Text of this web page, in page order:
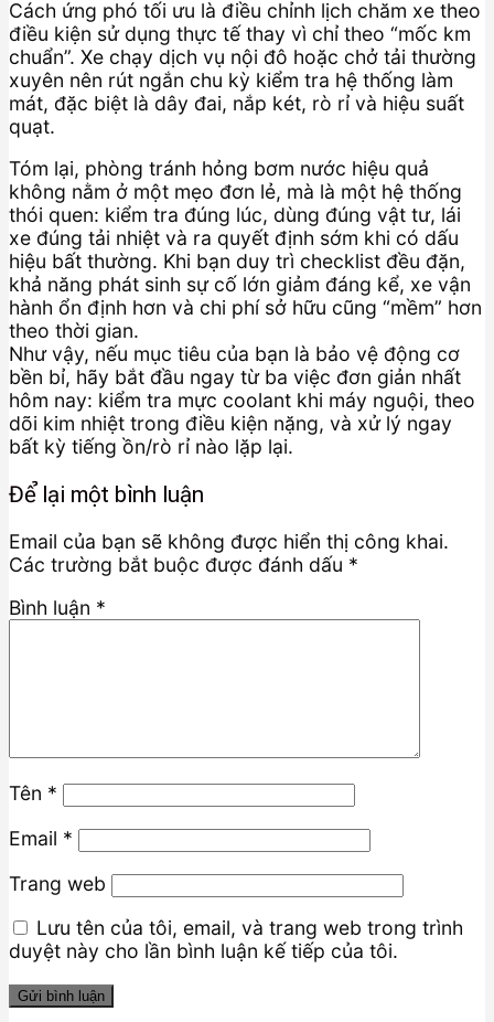
Cách ứng phó tối ưu là điều chỉnh lịch chăm xe theo
điều kiện sử dụng thực tế thay vì chỉ theo “mốc km
chuẩn”. Xe chạy dịch vụ nội đô hoặc chở tải thường
xuyên nên rút ngắn chu kỳ kiểm tra hệ thống làm
mát, đặc biệt là dây đai, nắp két, rò rỉ và hiệu suất
quạt.
Tóm lại, phòng tránh hỏng bơm nước hiệu quả
không nằm ở một mẹo đơn lẻ, mà là một hệ thống
thói quen: kiểm tra đúng lúc, dùng đúng vật tư, lái
xe đúng tải nhiệt và ra quyết định sớm khi có dấu
hiệu bất thường. Khi bạn duy trì checklist đều đặn,
khả năng phát sinh sự cố lớn giảm đáng kể, xe vận
hành ổn định hơn và chi phí sở hữu cũng “mềm” hơn
theo thời gian.
Như vậy, nếu mục tiêu của bạn là bảo vệ động cơ
bền bỉ, hãy bắt đầu ngay từ ba việc đơn giản nhất
hôm nay: kiểm tra mực coolant khi máy nguội, theo
dõi kim nhiệt trong điều kiện nặng, và xử lý ngay
bất kỳ tiếng ồn/rò rỉ nào lặp lại.
Để lại một bình luận
Email của bạn sẽ không được hiển thị công khai.
Các trường bắt buộc được đánh dấu *
Bình luận *
Tên *
Email *
Trang web
Lưu tên của tôi, email, và trang web trong trình
duyệt này cho lần bình luận kế tiếp của tôi.